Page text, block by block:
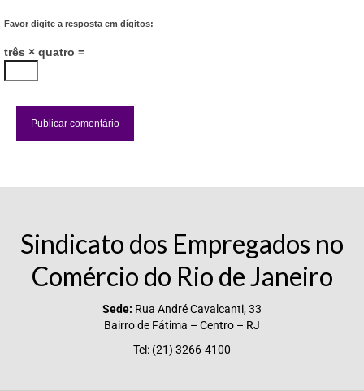
PESQUISA 6×1
Favor digite a resposta em dígitos:
três × quatro =
Sindicato dos Empregados no
Comércio do Rio de Janeiro
Sede: Rua André Cavalcanti, 33
Bairro de Fátima – Centro – RJ
Tel: (21) 3266-4100